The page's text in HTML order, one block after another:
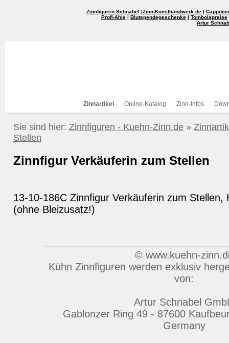
Zinnfiguren Schnabel |Zinn-Kunsthandwerk.de|
Profi-Ahle| Blutspendegeschenke| Tombolapreise
Artur
Zinnartikel Online-Katalog Zinn-Infos
Sie sind hier: Zinnfiguren - Kuehn-Zinn.de »
Stellen
Zinnfigur Verkäuferin zum Stellen
13-10-186C Zinnfigur Verkäuferin zum
(ohne Bleizusatz!)
© www.kuehn-
Kühn Zinnfiguren werden exklusiv
von:
Artur Schnabel
Gablonzer Ring 49 - 87600
Germany